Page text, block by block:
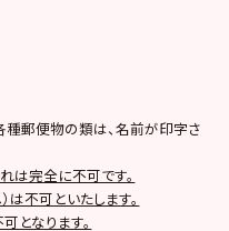
郵便物の類は、名前が印字さ
は完全に不可です。
は不可といたします。
となります。